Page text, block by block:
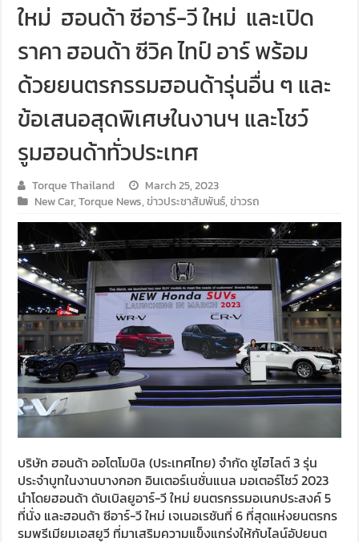
ใหม่ ฮอนด้า ซีอาร์-วี ใหม่ และเปิด
ราคา ฮอนด้า ซีวิค ไทป์ อาร์ พร้อม
ด้วยยนตรกรรมฮอนด้ารุ่นอื่น ๆ และ
ข้อเสนอสุดพิเศษในงานฯ และโชว์
รูมฮอนด้าทั่วประเทศ
Torque Thailand
March 25, 2023
New Car,Torque News,ข่าวประชาสัมพันธ์,ข่าวรถ
บริษัท ฮอนด้า ออโตโมบิล (ประเทศไทย) จำกัด ชูไฮไลต์ 3 รุ่น
ประจำบูทในงานบางกอก อินเตอร์เนชั่นแนล มอเตอร์โชว์ 2023
นำโดยฮอนด้า ดับเบิลยูอาร์-วี ใหม่ ยนตรกรรมอเนกประสงค์ 5
ที่นั่ง และฮอนด้า ซีอาร์-วี ใหม่ เจเนอเรชันที่ 6 ที่สุดแห่งยนตรกร
รมพรีเมียมเอสยูวี ที่มาเสริมความแข็งแกร่งให้กับไลน์อัปยนต